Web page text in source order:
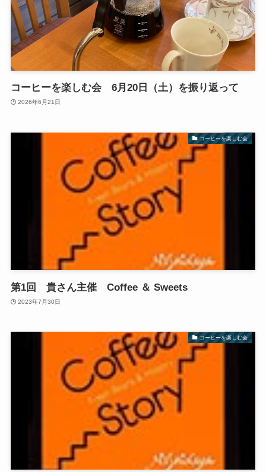
コーヒーを楽しむ会 6月20日（土）を振り返って
2026年6月21日
コーヒーを楽しむ会
第1回 貴さん主催 Coffee ＆ Sweets
2023年7月30日
コーヒーを楽しむ会